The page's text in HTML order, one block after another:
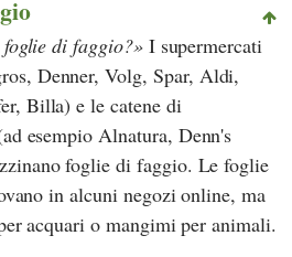
di faggio? I supermercati
, Denner,Volg, Spar, Aldi,
, Billa) e le catene di
esempioAlnatura, Denn's
foglie di faggio. Le foglie
in alcuni negozi online, ma
acquari o mangimi per animali.